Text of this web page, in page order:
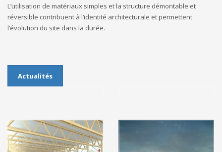
L’utilisation de matériaux simples et la structure démontable et
réversible contribuent à l’identité architecturale et permettent
l’évolution du site dans la durée.
Actualités